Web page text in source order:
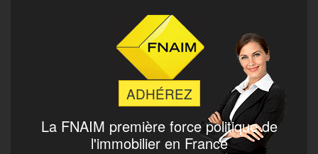
ADHÉREZ
La FNAIM première force politique de
l'immobilier en France